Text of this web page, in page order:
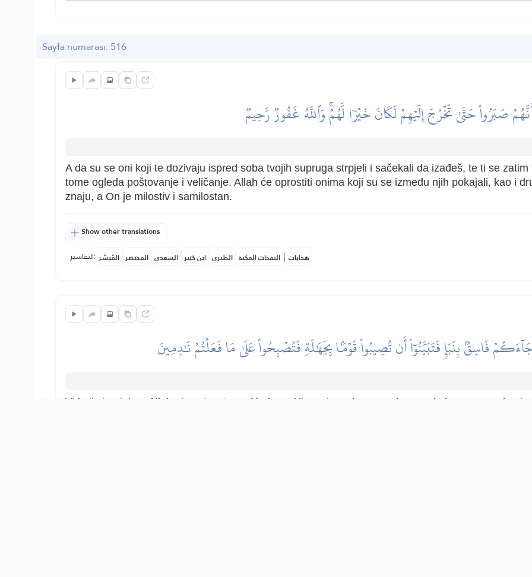
Sayfa numarası: 516
صَبَرُواْ حَتَّىٰ تَخۡرُجَ إِلَيۡهِمۡ لَكَانَ خَيۡرٗا لَّهُمۡۚ وَٱللَّهُ غَفُورٞ رَّحِيمٞ
A da su se oni koji te dozivaju ispred soba tvojih supruga strpjeli i sačekali da izađeš, te ti se
tome ogleda poštovanje i veličanje. Allah će oprostiti onima koji su se između njih pokajali, kao i
znaju, a On je milostiv i samilostan.
Show other translations
التفاسير: المُيسَّر المختصر السعدي ابن كثير الطبري النفحات المكية | هدايات
فَاسِقُۢ بِنَبَإٖ فَتَبَيَّنُوٓاْ أَن تُصِيبُواْ قَوۡمَۢا بِجَهَٰلَةٖ فَتُصۡبِحُواْ عَلَىٰ مَا فَعَلۡتُمۡ نَٰدِمِينَ
Vi koji vjerujete u Allaha i postupate u skladu sa Njegovim zakonom, ako vam kakav nepouzdan i